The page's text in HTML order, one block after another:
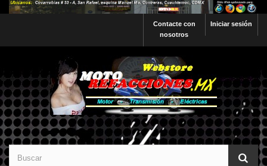
Iniciar sesión
Contacte con
nosotros